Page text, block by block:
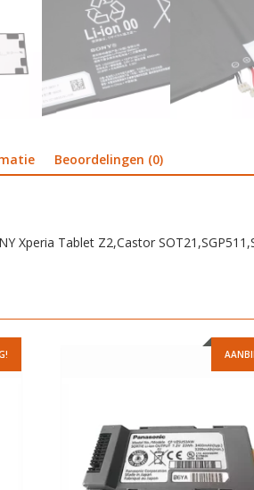
Beoordelingen (0)
Xperia Tablet Z2,Castor